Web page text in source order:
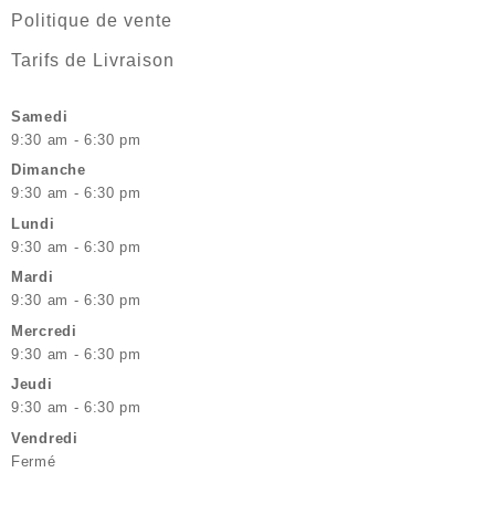
Politique de vente
Tarifs de Livraison
Samedi
9:30 am - 6:30 pm
Dimanche
9:30 am - 6:30 pm
Lundi
9:30 am - 6:30 pm
Mardi
9:30 am - 6:30 pm
Mercredi
9:30 am - 6:30 pm
Jeudi
9:30 am - 6:30 pm
Vendredi
Fermé